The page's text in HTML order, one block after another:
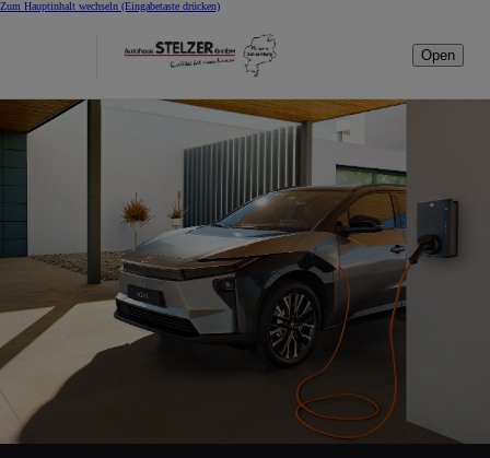
Zum Hauptinhalt wechseln (Eingabetaste drücken)
Open